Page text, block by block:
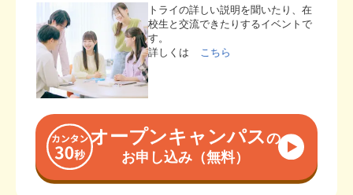
トライの詳しい説明を聞いたり、在
校生と交流できたりするイベントで
す。
詳しくは
こちら
オープンキャンパスの
お申し込み（無料）